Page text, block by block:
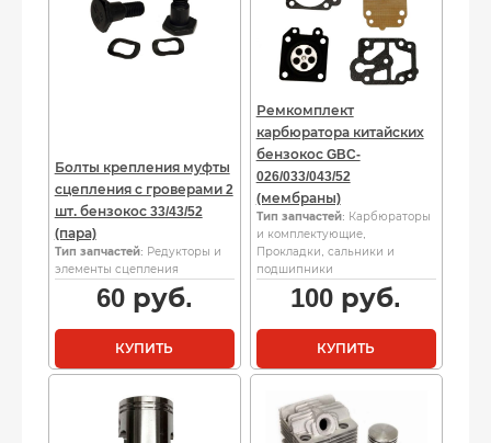
Болты крепления муфты
сцепления с гроверами 2
шт. бензокос 33/43/52
(пара)
Тип запчастей: Редукторы и
элементы сцепления
60руб.
КУПИТЬ
Ремкомплект
карбюратора китайских
бензокос GBC-
026/033/043/52
(мембраны)
Тип запчастей: Карбюраторы
и комплектующие,
Прокладки, сальники и
подшипники
100 руб.
КУПИТЬ